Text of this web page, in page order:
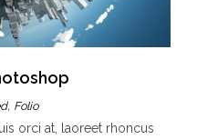
, Folio
orci at, laoreet rhoncus